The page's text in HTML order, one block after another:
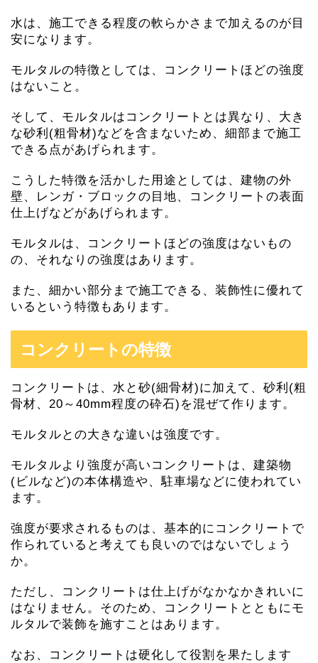
水は、施工できる程度の軟らかさまで加えるのが目
安になります。
モルタルの特徴としては、コンクリートほどの強度
はないこと。
そして、モルタルはコンクリートとは異なり、大き
な砂利(粗骨材)などを含まないため、細部まで施工
できる点があげられます。
こうした特徴を活かした用途としては、建物の外
壁、レンガ・ブロックの目地、コンクリートの表面
仕上げなどがあげられます。
モルタルは、コンクリートほどの強度はないもの
の、それなりの強度はあります。
また、細かい部分まで施工できる、装飾性に優れて
いるという特徴もあります。
コンクリートの特徴
コンクリートは、水と砂(細骨材)に加えて、砂利(粗
骨材、20～40mm程度の砕石)を混ぜて作ります。
モルタルとの大きな違いは強度です。
モルタルより強度が高いコンクリートは、建築物
(ビルなど)の本体構造や、駐車場などに使われてい
ます。
強度が要求されるものは、基本的にコンクリートで
作られていると考えても良いのではないでしょう
か。
ただし、コンクリートは仕上げがなかなかきれいに
はなりません。そのため、コンクリートとともにモ
ルタルで装飾を施すことはあります。
なお、コンクリートは硬化して役割を果たします